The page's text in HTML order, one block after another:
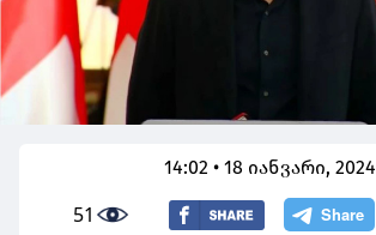
14:02 • 18 იანვარი, 2024
51